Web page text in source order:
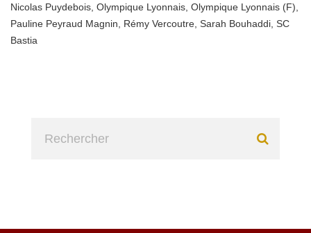
Nicolas Puydebois Olympique Lyonnais Olympique Lyonnais (F)
Pauline Peyraud Magnin
Rémy Vercoutre Sarah Bouhaddi SC
Bastia